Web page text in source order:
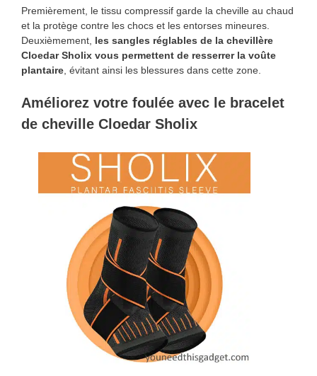
Premièrement, le tissu compressif garde la cheville au chaud
et la protège contre les chocs et les entorses mineures.
Deuxièmement, les sangles réglables de la chevillère
Cloedar Sholix vous permettent de resserrer la voûte
plantaire , évitant ainsi les blessures dans cette zone.
Améliorez votre foulée avec le bracelet
de cheville Cloedar Sholix